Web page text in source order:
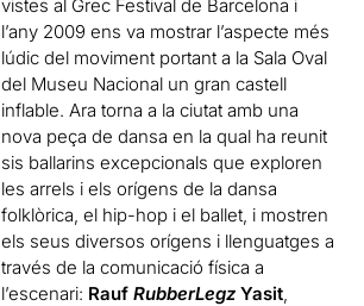
vistes al Grec Festival de Barcelona i
l’any 2009 ens va mostrar l’aspecte més
lúdic del moviment portant a la Sala Oval
del Museu Nacional un gran castell
inflable. Ara torna a la ciutat amb una
nova peça de dansa en la qual ha reunit
sis ballarins excepcionals que exploren
les arrels i els orígens de la dansa
folklòrica, el hip-hop i el ballet, i mostren
els seus diversos orígens i llenguatges a
través de la comunicació física a
l’escenari: RaufRubberLegz Yasit